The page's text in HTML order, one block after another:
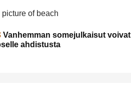
Vanhemman somejulkaisut voivat
ahdistusta